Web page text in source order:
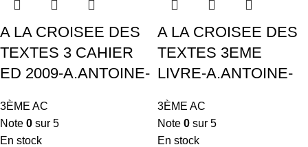
A LA CROISEE DES
TEXTES 3 CAHIER
ED 2009-A.ANTOINE-
3ÈME AC
Note 0 sur 5
En stock
A LA CROISEE DES
TEXTES 3EME
LIVRE-A.ANTOINE-
3ÈME AC
Note 0 sur 5
En stock